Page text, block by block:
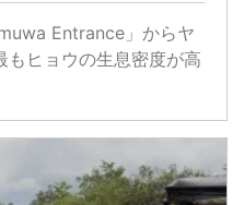
Entrance」からヤ
もヒョウの生息密度が高